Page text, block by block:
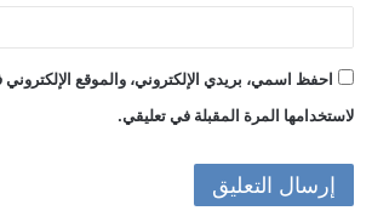
احفظ اسمي، بريدي الإلكتروني، والموقع
لاستخدامها المرة المقبلة في تعليقي.